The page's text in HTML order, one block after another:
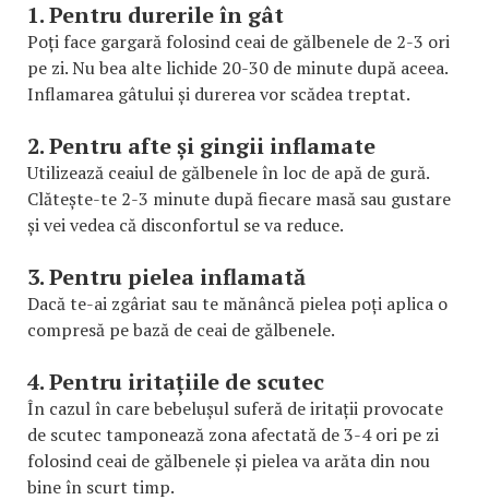
1. Pentru durerile în gât
Poți face gargară folosind ceai de gălbenele de 2-3 ori
pe zi. Nu bea alte lichide 20-30 de minute după aceea.
Inflamarea gâtului și durerea vor scădea treptat.
2. Pentru afte și gingii inflamate
Utilizează ceaiul de gălbenele în loc de apă de gură.
Clătește-te 2-3 minute după fiecare masă sau gustare
și vei vedea că disconfortul se va reduce.
3. Pentru pielea inflamată
Dacă te-ai zgâriat sau te mănâncă pielea poți aplica o
compresă pe bază de ceai de gălbenele.
4. Pentru iritațiile de scutec
În cazul în care bebelușul suferă de iritații provocate
de scutec tamponează zona afectată de 3-4 ori pe zi
folosind ceai de gălbenele și pielea va arăta din nou
bine în scurt timp.